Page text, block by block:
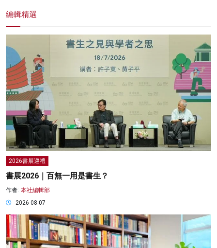
編輯精選
2026書展巡禮
書展2026｜百無一用是書生？
作者: 本社編輯部
2026-08-07